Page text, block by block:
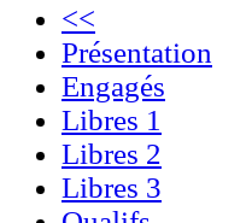
<<
Présentation
Engagés
Libres 1
Libres 2
Libres 3